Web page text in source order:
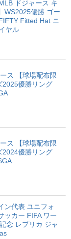
ドジャース キ
WS2025優勝 ゴー
Fitted Hat ニ
ヤル
ス 【球場配布限
2025優勝リング
ス 【球場配布限
2024優勝リング
ン代表 ユニフォ
ッカー FIFA ワー
念 レプリカ ジャ